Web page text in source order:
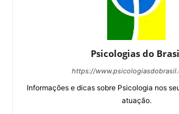
Psicologias do
https://
Informações e dicas sobre Psicologia nos
atuação.